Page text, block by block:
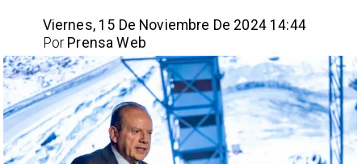
Viernes, 15 De Noviembre De 2024 14:44
Prensa Web
Por